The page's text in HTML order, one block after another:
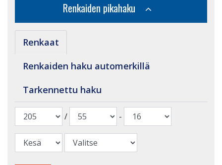
Renkaiden pikahaku
Renkaat
Renkaiden haku automerkillä
Tarkennettu haku
/ -